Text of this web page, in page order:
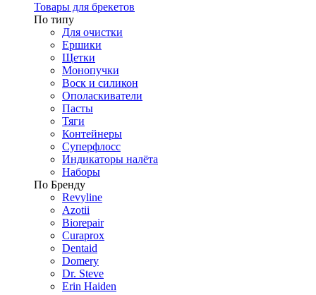
Товары для брекетов
По типу
Для очистки
Ершики
Щетки
Монопучки
Воск и силикон
Ополаскиватели
Пасты
Тяги
Контейнеры
Суперфлосс
Индикаторы налёта
Наборы
По Бренду
Revyline
Azotii
Biorepair
Curaprox
Dentaid
Domery
Dr. Steve
Erin Haiden